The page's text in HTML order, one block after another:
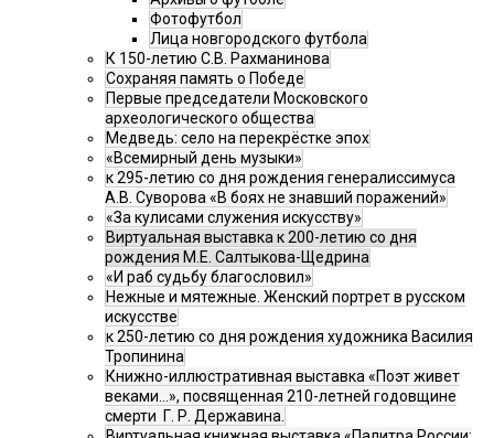
Фотофутбол
Лица новгородского футбола
К 150-летию С.В. Рахманинова
Сохраняя память о Победе
Первые председатели Московского
археологического общества
Медведь: село на перекрёстке эпох
«Всемирный день музыки»
к 295-летию со дня рождения генералиссимуса
А.В. Суворова «В боях не знавший поражений»
«За кулисами служения искусству»
Виртуальная выставка к 200-летию со дня
рождения М.Е. Салтыкова-Щедрина
«И раб судьбу благословил»
Нежные и мятежные. Женский портрет в русском
искусстве
к 250-летию со дня рождения художника Василия
Тропинина
Книжно-иллюстративная выставка «Поэт живет
веками…», посвященная 210-летней годовщине
смерти Г. Р. Державина.